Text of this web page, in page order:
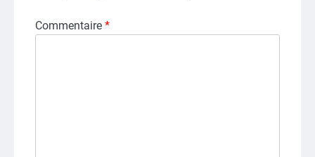
Commentaire *